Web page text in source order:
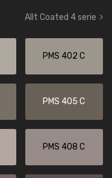
Allt Coated 4 serie
PMS 402 C
PMS 405 C
PMS 408 C